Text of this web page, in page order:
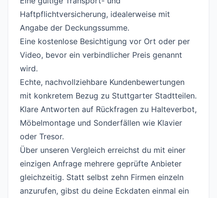
Haftpflichtversicherung, idealerweise mit
Angabe der Deckungssumme.
Eine kostenlose Besichtigung vor Ort oder per
Video, bevor ein verbindlicher Preis genannt
wird.
Echte, nachvollziehbare Kundenbewertungen
mit konkretem Bezug zu Stuttgarter Stadtteilen.
Klare Antworten auf Rückfragen zu Halteverbot,
Möbelmontage und Sonderfällen wie Klavier
oder Tresor.
Über unseren Vergleich erreichst du mit einer
einzigen Anfrage mehrere geprüfte Anbieter
gleichzeitig. Statt selbst zehn Firmen einzeln
anzurufen, gibst du deine Eckdaten einmal ein